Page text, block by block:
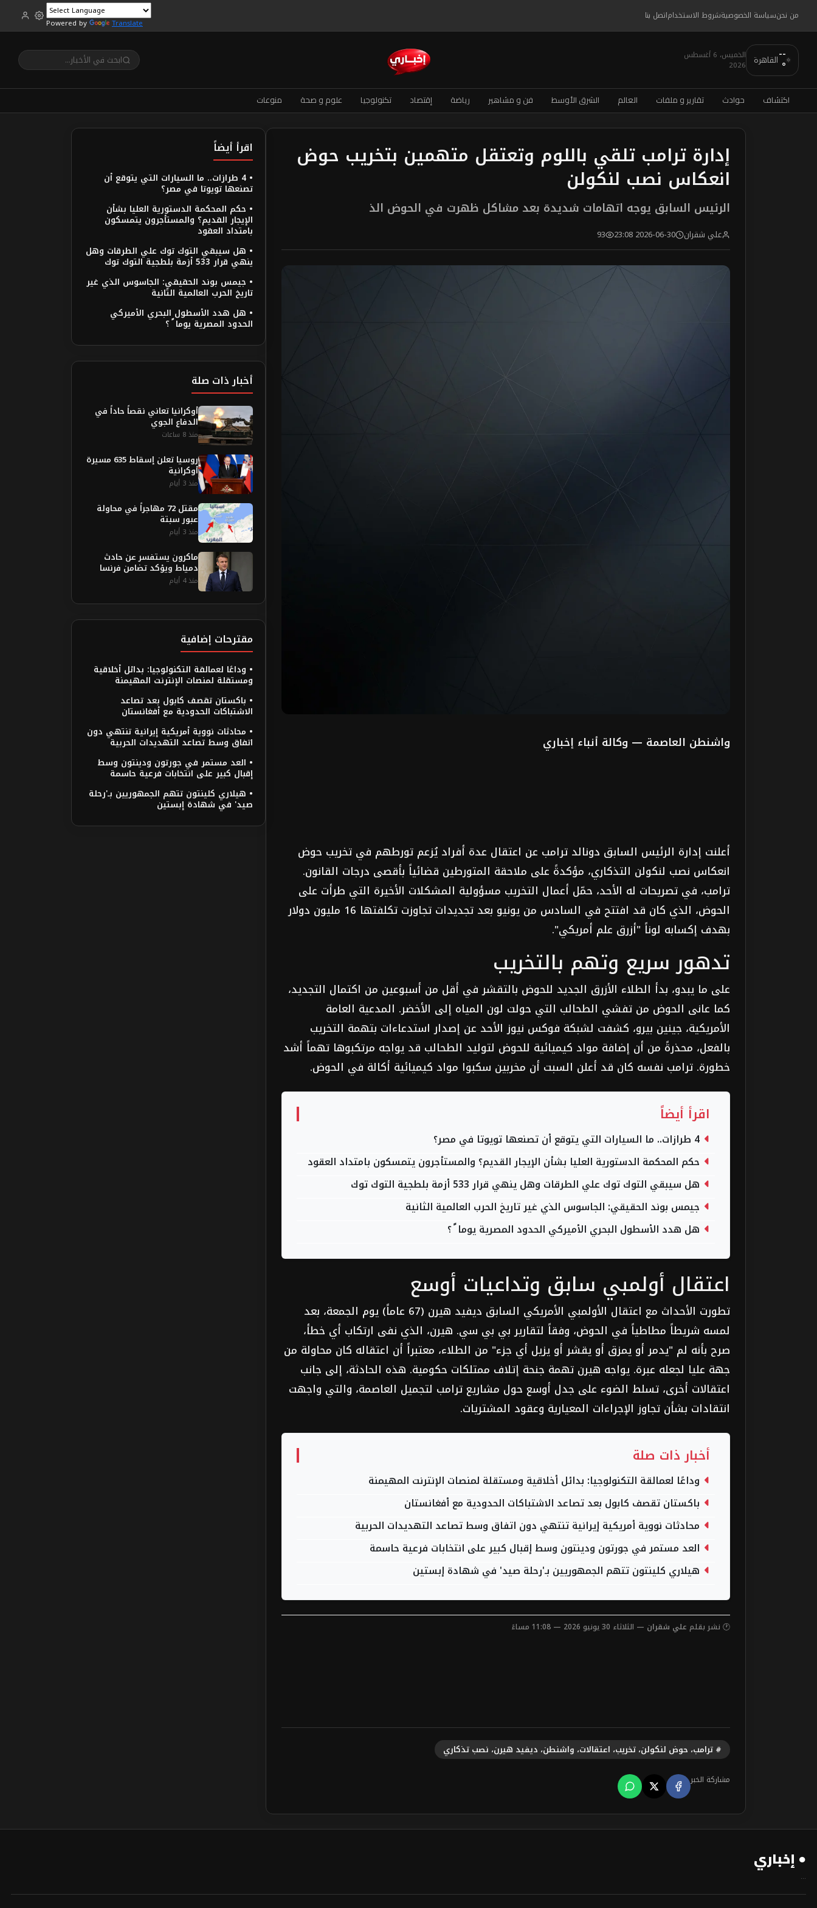
من نحنسياسة الخصوصيةشروط الاستخداماتصل بنا
Powered by Translate
--
° القاهرة الخميس، 6 أغسطس
2026
اكتشاف حوادث تقارير و ملفات العالم الشرق الأوسط فن و مشاهير رياضة إقتصاد تكنولوجيا علوم و صحة منوعات
إدارة ترامب تلقي باللوم وتعتقل متهمين بتخريب حوض
انعكاس نصب لنكولن
الرئيس السابق يوجه اتهامات شديدة بعد مشاكل ظهرت في الحوض الذ
علي شقران 2026-06-30 23:08
93
واشنطن العاصمة — وكالة أنباء إخباري
أعلنت إدارة الرئيس السابق دونالد ترامب عن اعتقال عدة أفراد يُزعم تورطهم في تخريب حوض
انعكاس نصب لنكولن التذكاري، مؤكدةً على ملاحقة المتورطين قضائياً بأقصى درجات القانون.
ترامب، في تصريحات له الأحد، حمّل أعمال التخريب مسؤولية المشكلات الأخيرة التي طرأت على
الحوض، الذي كان قد افتتح في السادس من يونيو بعد تجديدات تجاوزت تكلفتها 16 مليون دولار
بهدف إكسابه لوناً "أزرق علم أمريكي".
تدهور سريع وتهم بالتخريب
على ما يبدو، بدأ الطلاء الأزرق الجديد للحوض بالتقشر في أقل من أسبوعين من اكتمال التجديد،
كما عانى الحوض من تفشي الطحالب التي حولت لون المياه إلى الأخضر. المدعية العامة
الأمريكية، جينين بيرو، كشفت لشبكة فوكس نيوز الأحد عن إصدار استدعاءات بتهمة التخريب
بالفعل، محذرةً من أن إضافة مواد كيميائية للحوض لتوليد الطحالب قد يواجه مرتكبوها تهماً أشد
خطورة. ترامب نفسه كان قد أعلن السبت أن مخربين سكبوا مواد كيميائية أكالة في الحوض.
اقرأ أيضاً
4 طرازات.. ما السيارات التي يتوقع أن تصنعها تويوتا في مصر؟
حكم المحكمة الدستورية العليا بشأن الإيجار القديم؟ والمستأجرون يتمسكون بامتداد العقود
هل سيبقي التوك توك علي الطرقات وهل ينهي قرار 533 أزمة بلطجية التوك توك
جيمس بوند الحقيقي: الجاسوس الذي غير تاريخ الحرب العالمية الثانية
هل هدد الأسطول البحري الأميركي الحدود المصرية يوما ً ؟
اعتقال أولمبي سابق وتداعيات أوسع
تطورت الأحداث مع اعتقال الأولمبي الأمريكي السابق ديفيد هيرن (67 عاماً) يوم الجمعة، بعد
لمسه شريطاً مطاطياً في الحوض، وفقاً لتقارير بي بي سي. هيرن، الذي نفى ارتكاب أي خطأ،
صرح بأنه لم "يدمر أو يمزق أو يقشر أو يزيل أي جزء" من الطلاء، معتبراً أن اعتقاله كان محاولة من
جهة عليا لجعله عبرة. يواجه هيرن تهمة جنحة إتلاف ممتلكات حكومية. هذه الحادثة، إلى جانب
اعتقالات أخرى، تسلط الضوء على جدل أوسع حول مشاريع ترامب لتجميل العاصمة، والتي واجهت
انتقادات بشأن تجاوز الإجراءات المعيارية وعقود المشتريات.
أخبار ذات صلة
وداعًا لعمالقة التكنولوجيا: بدائل أخلاقية ومستقلة لمنصات الإنترنت المهيمنة
باكستان تقصف كابول بعد تصاعد الاشتباكات الحدودية مع أفغانستان
محادثات نووية أمريكية إيرانية تنتهي دون اتفاق وسط تصاعد التهديدات الحربية
العد مستمر في جورتون ودينتون وسط إقبال كبير على انتخابات فرعية حاسمة
هيلاري كلينتون تتهم الجمهوريين بـ'رحلة صيد' في شهادة إبستين
🕐 نشر بقلم علي شقران — الثلاثاء 30 يونيو 2026 — 11:08 مساءً
# ترامب، حوض لنكولن، تخريب، اعتقالات، واشنطن، ديفيد هيرن، نصب تذكاري
مشاركة الخبر
اقرأ أيضاً
• 4 طرازات.. ما السيارات التي يتوقع أن
تصنعها تويوتا في مصر؟
• حكم المحكمة الدستورية العليا بشأن
الإيجار القديم؟ والمستأجرون يتمسكون
بامتداد العقود
• هل سيبقي التوك توك علي الطرقات وهل
ينهي قرار 533 أزمة بلطجية التوك توك
• جيمس بوند الحقيقي: الجاسوس الذي غير
تاريخ الحرب العالمية الثانية
• هل هدد الأسطول البحري الأميركي
الحدود المصرية يوما ً ؟
أخبار ذات صلة
أوكرانيا تعاني نقصاً حاداً في
الدفاع الجوي
منذ 8 ساعات
روسيا تعلن إسقاط 635 مسيرة
أوكرانية
منذ 3 أيام
مقتل 72 مهاجراً في محاولة
عبور سبتة
منذ 3 أيام
ماكرون يستفسر عن حادث
دمياط ويؤكد تضامن فرنسا
منذ 4 أيام
مقترحات إضافية
• وداعًا لعمالقة التكنولوجيا: بدائل أخلاقية
ومستقلة لمنصات الإنترنت المهيمنة
• باكستان تقصف كابول بعد تصاعد
الاشتباكات الحدودية مع أفغانستان
• محادثات نووية أمريكية إيرانية تنتهي دون
اتفاق وسط تصاعد التهديدات الحربية
• العد مستمر في جورتون ودينتون وسط
إقبال كبير على انتخابات فرعية حاسمة
• هيلاري كلينتون تتهم الجمهوريين بـ'رحلة
صيد' في شهادة إبستين
● إخباري
...